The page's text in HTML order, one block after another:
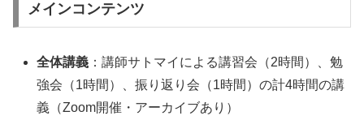
メインコンテンツ
全体講義 ：講師サトマイによる講習会（2時間）、勉
強会（1時間）、振り返り会（1時間）の計4時間の講
義（Zoom開催・アーカイブあり）